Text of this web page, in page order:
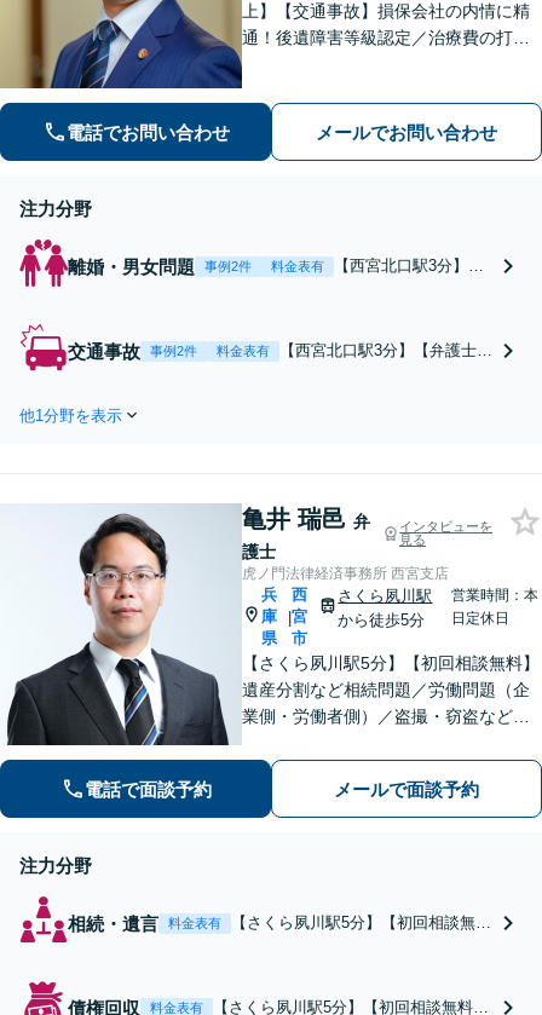
上】【交通事故】損保会社の内情に精
通！後遺障害等級認定／治療費の打ち
調停、裁判などお任せください【初回
相談無料】
電話でお問い合わせ メールでお問い合わせ
注力分野
離婚・男女問題 事例2件 料金表有
【西宮北口駅3分】
に注力】相手側との交
渉も毅然とした態度で
【お子さま連れのご相
談可】
交通事故 事例2件 料金表有
【西宮北口駅3分】【弁護士歴
とって最善の解決を目指しま
件など難しい案件の対応も可
能です。【初回相談無料】
他1分野を表示
亀井 瑞邑 弁
護士
インタビューを
見る
虎ノ門法律経済事務所 西宮支店
兵
庫
県
|
西
宮
市
さくら夙川駅
から徒歩5分
営業時間：本
日定休日
【さくら夙川駅5分】【初回相談無料】
遺産分割など相続問題／労働問題（企
業側・労働者側）／盗撮・窃盗など刑
お任せください。粘り強く的確な交渉
力と速やかな行動力を活かし、依頼者
さまに有利な解決を目指します
電話で面談予約 メールで面談予約
注力分野
相続・遺言 料金表有
【さくら夙川駅5分】【初回相談無
ど、相続トラブルはご相談くださ
債権回収 料金表有 【さくら夙川駅5分】【初回相談無料】